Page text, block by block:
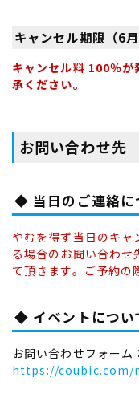
キャンセル期限（6
キャンセル料 100％が
承ください。
お問い合わせ先
◆ 当日のご連絡に
やむを得ず当日のキ
る場合のお問い合わせ
て頂きます。ご予約の
◆ イベントについ
お問い合わせフォーム：
https://